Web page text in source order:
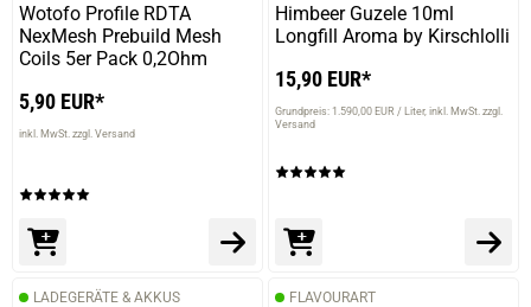
Wotofo Profile RDTA
NexMesh Prebuild Mesh
Coils 5er Pack 0,2Ohm
5,90 EUR*
inkl. MwSt. zzgl. Versand
Himbeer Guzele 10ml
Longfill Aroma by Kirschlolli
15,90 EUR*
Grundpreis: 1.590,00 EUR / Liter inkl. MwSt. zzgl.
Versand
LADEGERÄTE & AKKUS FLAVOURART